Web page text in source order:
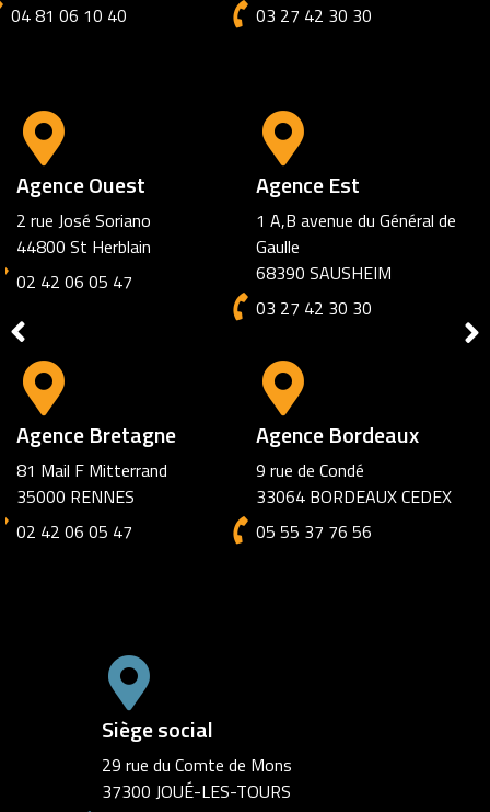
04 81 06 10 40
03 27 42 30 30
Agence Amiens
72 rue des Jacobins
80000 AMIENS
Agence Marseille
13006 Marseille
Siège social
29 rue du Comte de Mons
37300 JOUÉ-LES-TOURS